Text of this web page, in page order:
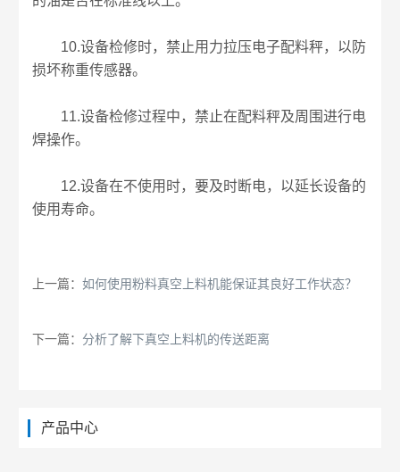
10.设备检修时，禁止用力拉压电子配料秤，以防
损坏称重传感器。
11.设备检修过程中，禁止在配料秤及周围进行电
焊操作。
12.设备在不使用时，要及时断电，以延长设备的
使用寿命。
上一篇：如何使用粉料真空上料机能保证其良好工作状态？
下一篇： 分析了解下真空上料机的传送距离
产品中心